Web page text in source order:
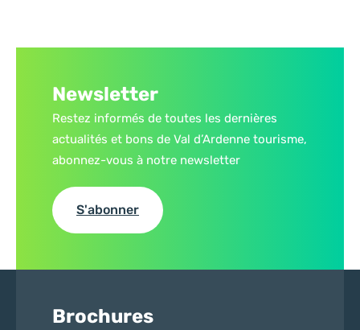
Newsletter
Restez informés de toutes les dernières
actualités et bons de Val d’Ardenne tourisme,
abonnez-vous à notre newsletter
S'abonner
Brochures